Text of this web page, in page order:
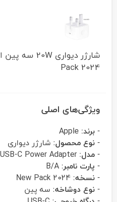
Pack 2024
ویژگی‌های اصلی
- برند:
- نوع محصول: شارژر دیواری
- مدل:
- پارت نامبر:
- نسخه:
- نوع دوشاخه: سه پین